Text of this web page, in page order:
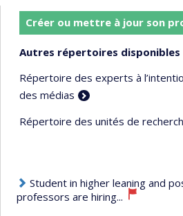
Créer ou mettre à jour son
Autres répertoires disponibles
Répertoire des experts à
des médias
Répertoire des unités de
Student in higher leaning and
professors are hiring...